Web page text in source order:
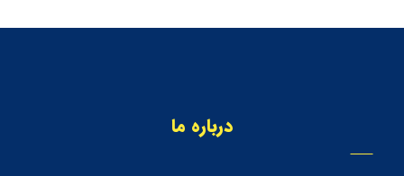
درباره ما